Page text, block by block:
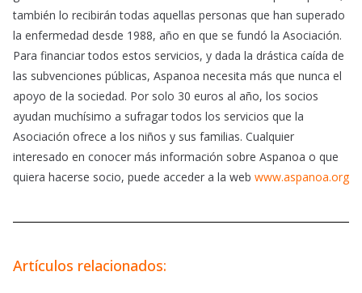
también lo recibirán todas aquellas personas que han superado
la enfermedad desde 1988, año en que se fundó la Asociación.
Para financiar todos estos servicios, y dada la drástica caída de
las subvenciones públicas, Aspanoa necesita más que nunca el
apoyo de la sociedad. Por solo 30 euros al año, los socios
ayudan muchísimo a sufragar todos los servicios que la
Asociación ofrece a los niños y sus familias. Cualquier
interesado en conocer más información sobre Aspanoa o que
quiera hacerse socio, puede acceder a la web www.aspanoa.org
Artículos relacionados: